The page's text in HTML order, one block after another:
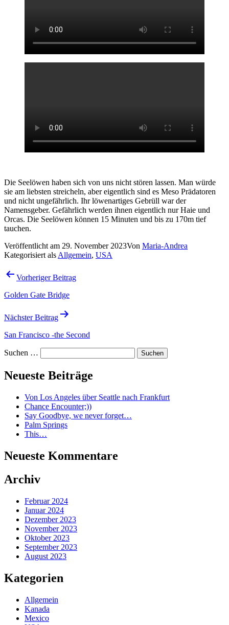
Die Seelöwen haben sich von uns nicht stören lassen. Man würde
sie am liebsten streicheln, aber eigentlich sind es Meso Prädatoren
und nicht ungefährlich. Ihr löwenartiges Gebrüll war der
Namensgeber. Gefährlich werden ihnen eigentlich nur Haie und
Orcas. Die Seelöwen können 15 Minuten und bis zu 170m tief
tauchen.
Veröffentlicht am 29. November 2023Von Maria-Andrea
Kategorisiert als Allgemein, USA
Beitragsnavigation
Vorheriger Beitrag
Golden Gate Bridge
Nächster Beitrag
San Francisco -the Second
Suchen …
Neueste Beiträge
Von Los Angeles über Seattle nach Frankfurt
Chance Encounter;))
Say Goodbye, we never forget…
Palm Springs
This…
Neueste Kommentare
Archiv
Februar 2024
Januar 2024
Dezember 2023
November 2023
Oktober 2023
September 2023
August 2023
Kategorien
Allgemein
Kanada
Mexico